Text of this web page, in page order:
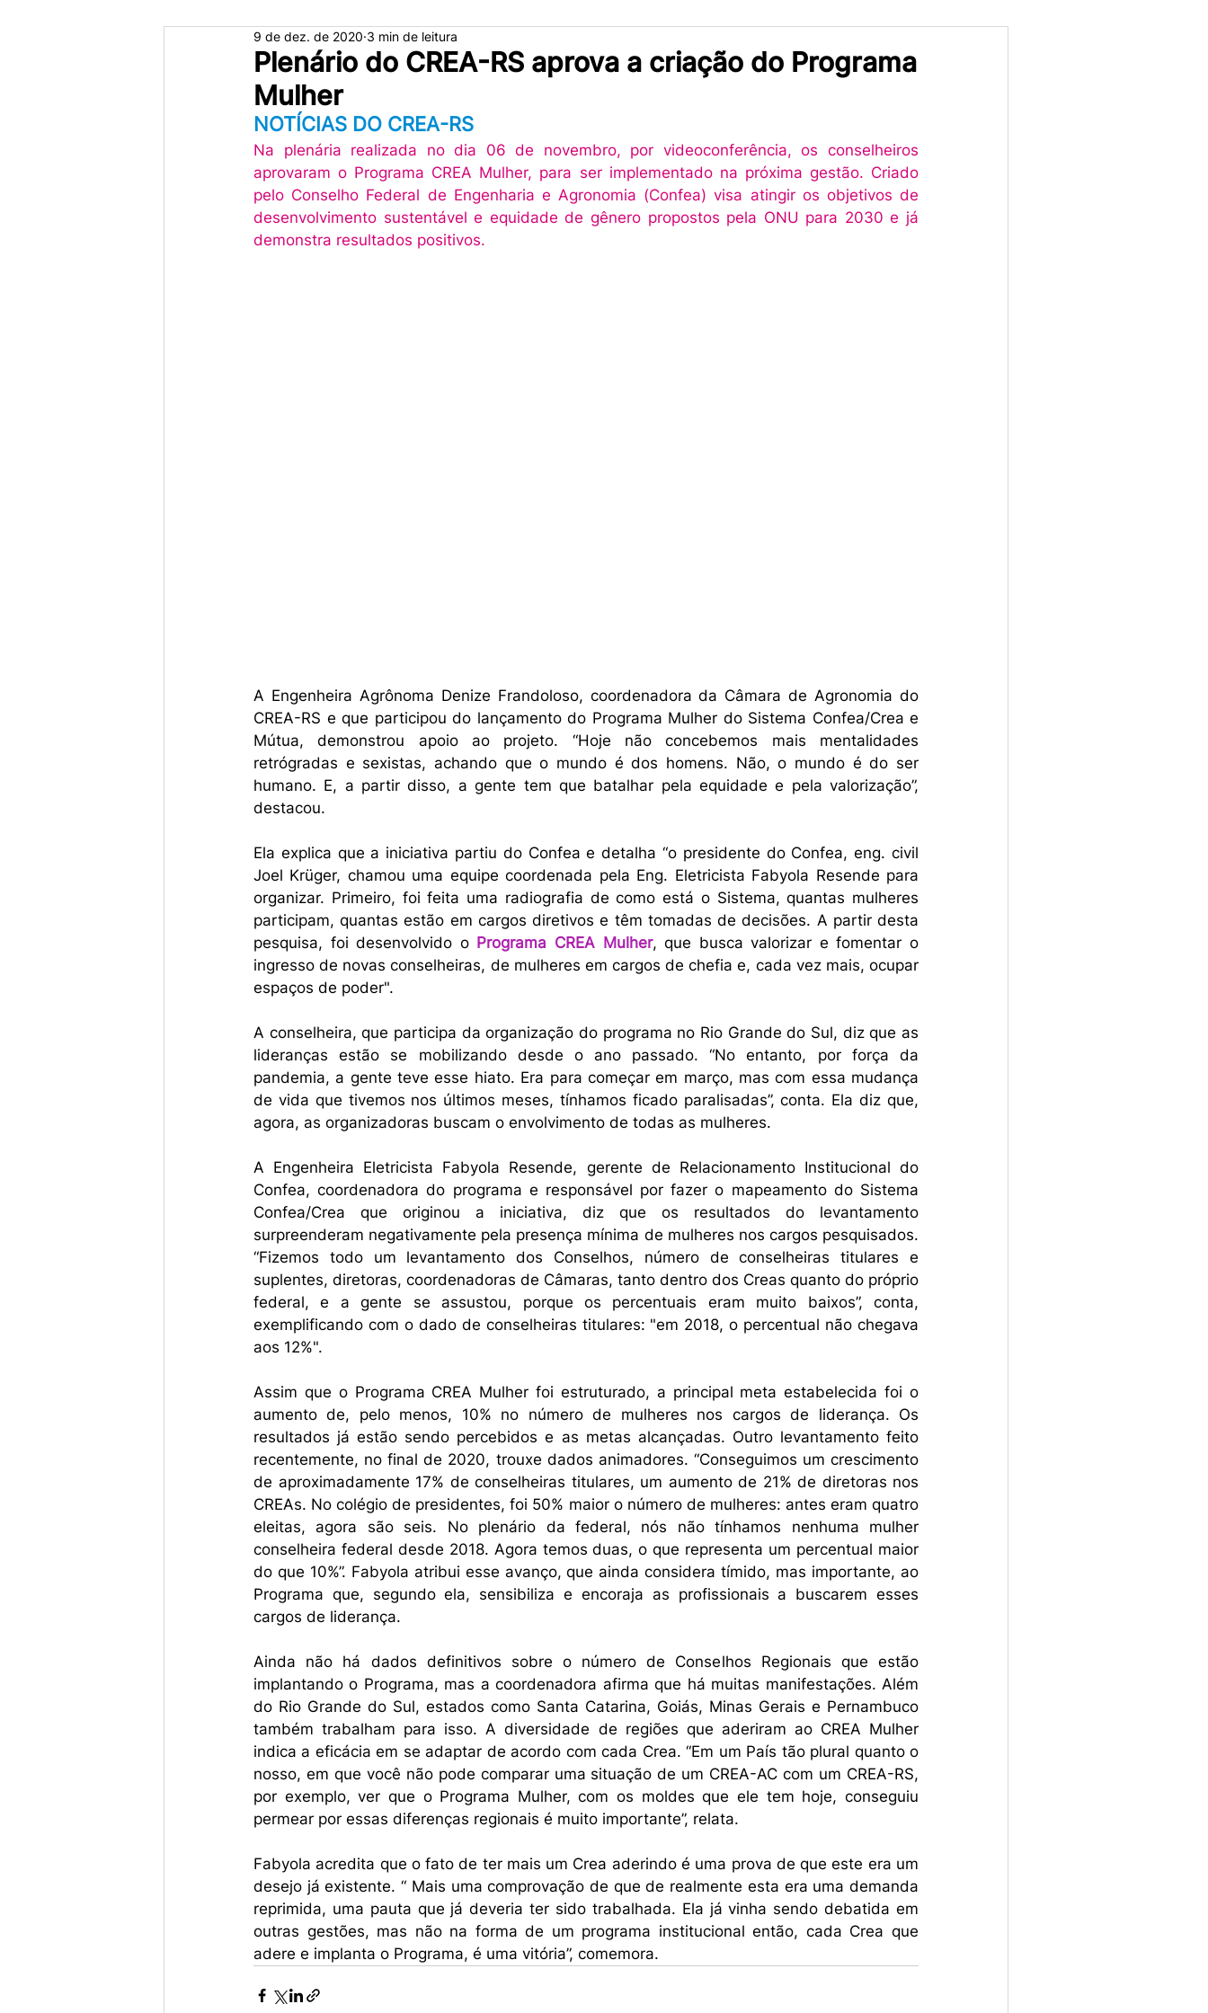
Plenário do CREA-RS aprova a criação do Programa
Mulher
9 de dez. de 2020 3 min de leitura
NOTÍCIAS DO CREA-RS
Na plenária realizada no dia 06 de novembro, por videoconferência, os conselheiros
aprovaram o Programa CREA Mulher, para ser implementado na próxima gestão. Criado
pelo Conselho Federal de Engenharia e Agronomia (Confea) visa atingir os objetivos de
desenvolvimento sustentável e equidade de gênero propostos pela ONU para 2030 e já
demonstra resultados positivos.
A Engenheira Agrônoma Denize Frandoloso, coordenadora da Câmara de Agronomia do
CREA-RS e que participou do lançamento do Programa Mulher do Sistema Confea/Crea e
Mútua, demonstrou apoio ao projeto. “Hoje não concebemos mais mentalidades
retrógradas e sexistas, achando que o mundo é dos homens. Não, o mundo é do ser
humano. E, a partir disso, a gente tem que batalhar pela equidade e pela valorização”,
destacou.
Ela explica que a iniciativa partiu do Confea e detalha “o presidente do Confea, eng. civil
Joel Krüger, chamou uma equipe coordenada pela Eng. Eletricista Fabyola Resende para
organizar. Primeiro, foi feita uma radiografia de como está o Sistema, quantas mulheres
participam, quantas estão em cargos diretivos e têm tomadas de decisões. A partir desta
pesquisa, foi desenvolvido o Programa CREA Mulher, que busca valorizar e fomentar o
ingresso de novas conselheiras, de mulheres em cargos de chefia e, cada vez mais, ocupar
espaços de poder".
A conselheira, que participa da organização do programa no Rio Grande do Sul, diz que as
lideranças estão se mobilizando desde o ano passado. “No entanto, por força da
pandemia, a gente teve esse hiato. Era para começar em março, mas com essa mudança
de vida que tivemos nos últimos meses, tínhamos ficado paralisadas”, conta. Ela diz que,
agora, as organizadoras buscam o envolvimento de todas as mulheres.
A Engenheira Eletricista Fabyola Resende, gerente de Relacionamento Institucional do
Confea, coordenadora do programa e responsável por fazer o mapeamento do Sistema
Confea/Crea que originou a iniciativa, diz que os resultados do levantamento
surpreenderam negativamente pela presença mínima de mulheres nos cargos pesquisados.
“Fizemos todo um levantamento dos Conselhos, número de conselheiras titulares e
suplentes, diretoras, coordenadoras de Câmaras, tanto dentro dos Creas quanto do próprio
federal, e a gente se assustou, porque os percentuais eram muito baixos”, conta,
exemplificando com o dado de conselheiras titulares: "em 2018, o percentual não chegava
aos 12%".
Assim que o Programa CREA Mulher foi estruturado, a principal meta estabelecida foi o
aumento de, pelo menos, 10% no número de mulheres nos cargos de liderança. Os
resultados já estão sendo percebidos e as metas alcançadas. Outro levantamento feito
recentemente, no final de 2020, trouxe dados animadores. “Conseguimos um crescimento
de aproximadamente 17% de conselheiras titulares, um aumento de 21% de diretoras nos
CREAs. No colégio de presidentes, foi 50% maior o número de mulheres: antes eram quatro
eleitas, agora são seis. No plenário da federal, nós não tínhamos nenhuma mulher
conselheira federal desde 2018. Agora temos duas, o que representa um percentual maior
do que 10%”. Fabyola atribui esse avanço, que ainda considera tímido, mas importante, ao
Programa que, segundo ela, sensibiliza e encoraja as profissionais a buscarem esses
cargos de liderança.
Ainda não há dados definitivos sobre o número de Conselhos Regionais que estão
implantando o Programa, mas a coordenadora afirma que há muitas manifestações. Além
do Rio Grande do Sul, estados como Santa Catarina, Goiás, Minas Gerais e Pernambuco
também trabalham para isso. A diversidade de regiões que aderiram ao CREA Mulher
indica a eficácia em se adaptar de acordo com cada Crea. “Em um País tão plural quanto o
nosso, em que você não pode comparar uma situação de um CREA-AC com um CREA-RS,
por exemplo, ver que o Programa Mulher, com os moldes que ele tem hoje, conseguiu
permear por essas diferenças regionais é muito importante”, relata.
Fabyola acredita que o fato de ter mais um Crea aderindo é uma prova de que este era um
desejo já existente. “ Mais uma comprovação de que de realmente esta era uma demanda
reprimida, uma pauta que já deveria ter sido trabalhada. Ela já vinha sendo debatida em
outras gestões, mas não na forma de um programa institucional então, cada Crea que
adere e implanta o Programa, é uma vitória”, comemora.